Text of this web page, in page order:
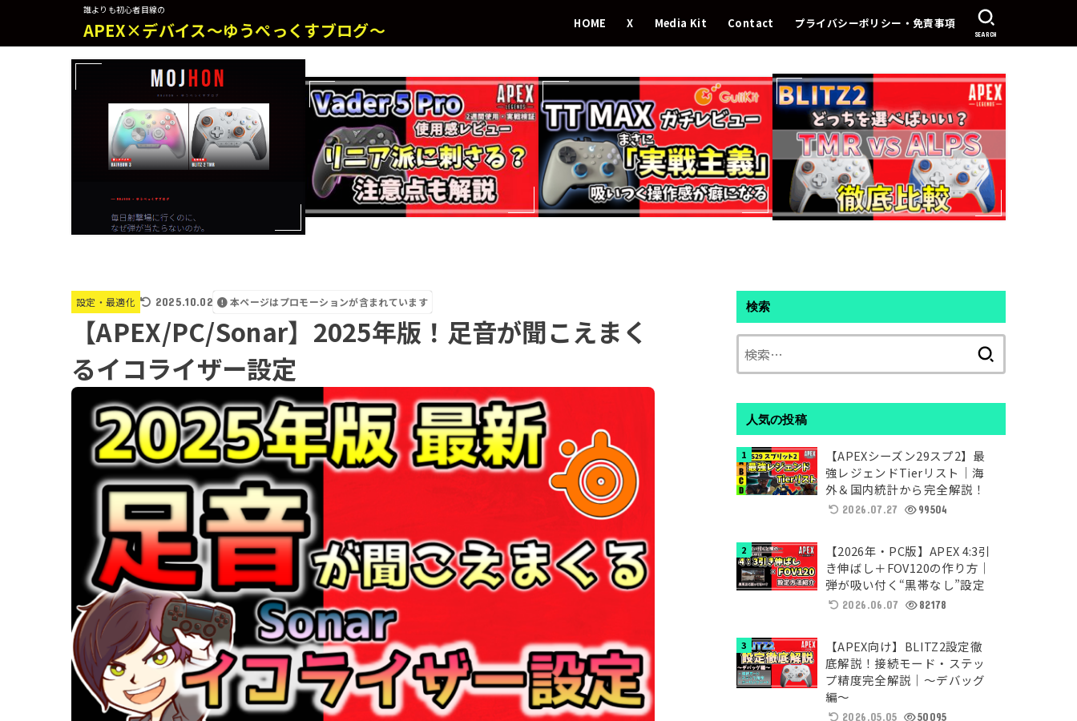
誰よりも初心者目線の
APEX×デバイス～ゆうぺっくすブログ～ HOME X Media Kit Contact プライバシーポリシー・免責事項
SEARCH
設定・最適化 2025.10.02 本ページはプロモーションが含まれています
【APEX/PC/Sonar】2025年版！足音が聞こえまく
るイコライザー設定
検索
人気の投稿
【APEXシーズン29スプ2】最
強レジェンドTierリスト｜海
外＆国内統計から完全解説！
2026.07.27 99504
【2026年・PC版】APEX 4:3引
き伸ばし＋FOV120の作り方｜
弾が吸い付く“黒帯なし”設定
2026.06.07 82178
【APEX向け】BLITZ2設定徹
底解説！接続モード・ステッ
プ精度完全解説｜～デバッグ
編～
2026.05.05 50095